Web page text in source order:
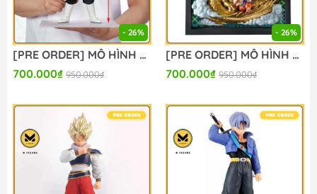
- 26%
[PRE ORDER] MÔ HÌNH Goku Black SSR - Dragon Ball Super - Grandista (Bandai Spirits) FIGURE CHÍNH HÃNG
700.000₫ 950.000₫
- 26%
[PRE ORDER] MÔ HÌNH Son Goku SSJ - Dragon Ball Z - Dragon Ball Chou Senshi Seal Wafer - 10th Rare, 10th Anniversary (Bandai Spirits) FIGURE CHÍNH HÃNG
700.000₫ 950.000₫